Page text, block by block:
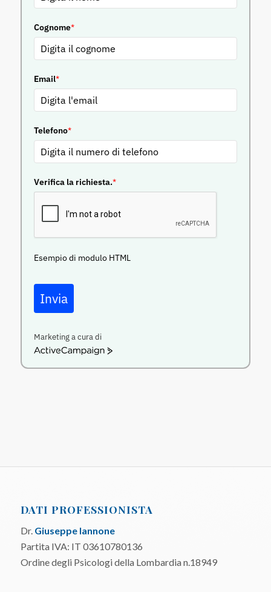
Cognome*
Email*
Telefono*
Verifica la richiesta.*
Esempio di modulo HTML
Invia
Marketing a cura di
ActiveCampaign
DATI PROFESSIONISTA
Dr. Giuseppe Iannone
Partita IVA: IT 03610780136
Ordine degli Psicologi della Lombardia n.18949